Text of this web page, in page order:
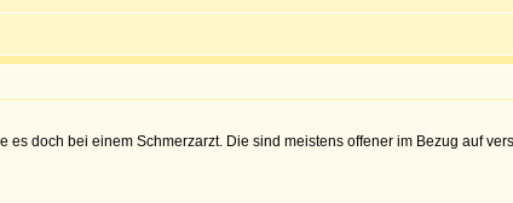
es doch bei einem Schmerzarzt. Die sind meistens offener im Bezug auf